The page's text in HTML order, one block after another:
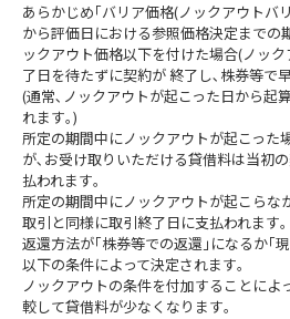
あらかじめ｢バリア価格(ノックアウトバ
から評価日における参照価格決定までの
ックアウト価格以下を付けた場合(ノッ
了日を待たずに契約が 終了し､株券等で
(通常､ノックアウトが起こった日から起
れます｡)
所定の期間中にノックアウトが起こった
が､お受け取りいただける貸借料は当初
払われます｡
所定の期間中にノックアウトが起こらな
取引と同様に取引終了日に支払われます｡
返還方法が｢株券等での返還｣になるか｢
以下の条件によって決定されます｡
ノックアウトの条件を付加することによ
較して貸借料が少なくなります｡